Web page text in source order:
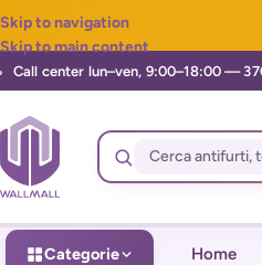
Skip to navigation
Skip to main content
Categorie Home